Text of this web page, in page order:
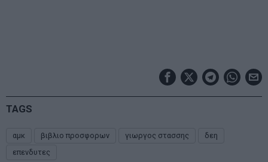
TAGS
αμκ βιβλιο προσφορων γιωργος στασσης
δεη
επενδυτες